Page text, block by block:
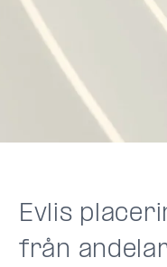
Evlis
från